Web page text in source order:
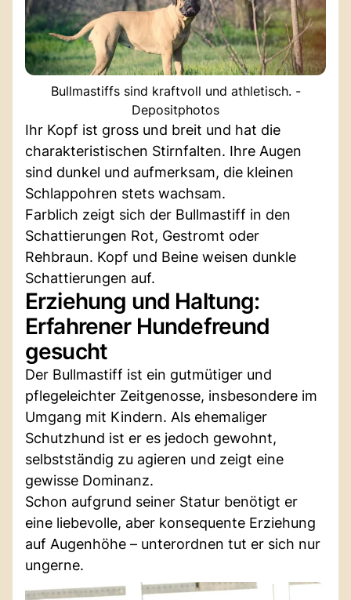
Bullmastiffs sind kraftvoll und athletisch. -
Depositphotos
Ihr Kopf ist gross und breit und hat die
charakteristischen Stirnfalten. Ihre Augen
sind dunkel und aufmerksam, die kleinen
Schlappohren stets wachsam.
Farblich zeigt sich der Bullmastiff in den
Schattierungen Rot, Gestromt oder
Rehbraun. Kopf und Beine weisen dunkle
Schattierungen auf.
Erziehung und Haltung:
Erfahrener Hundefreund
gesucht
Der Bullmastiff ist ein gutmütiger und
pflegeleichter Zeitgenosse, insbesondere im
Umgang mit Kindern. Als ehemaliger
Schutzhund ist er es jedoch gewohnt,
selbstständig zu agieren und zeigt eine
gewisse Dominanz.
Schon aufgrund seiner Statur benötigt er
eine liebevolle, aber konsequente Erziehung
auf Augenhöhe – unterordnen tut er sich nur
ungerne.